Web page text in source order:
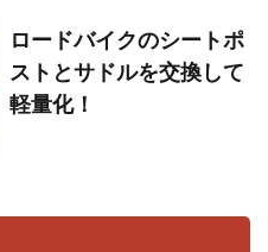
ロードバイクのシートポ
ストとサドルを交換して
軽量化！